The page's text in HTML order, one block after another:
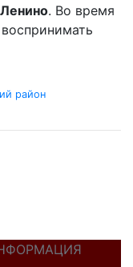
. Во время
район